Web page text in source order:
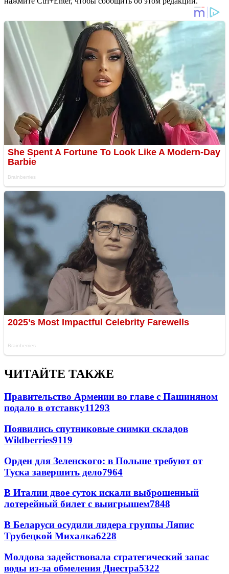
ЧИТАЙТЕ ТАКЖЕ
Правительство Армении во главе с Пашиняном
подало в отставку11293
Появились спутниковые снимки складов
Wildberries9119
Орден для Зеленского: в Польше требуют от
Туска завершить дело7964
В Италии двое суток искали выброшенный
лотерейный билет с выигрышем7848
В Беларуси осудили лидера группы Ляпис
Трубецкой Михалка6228
Молдова задействовала стратегический запас
воды из-за обмеления Днестра5322